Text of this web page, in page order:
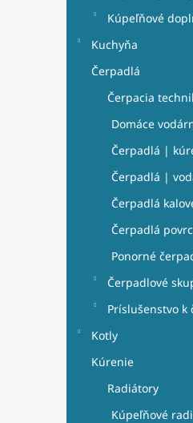
Kúpeľňové
Kuchyňa
Čerpadlá
Čerpacia
Domáce
Čerpadlá |
Čerpadlá |
Čerpadlá
Čerpadlá
Ponorné
Čerpadlové
Príslušenstvo k
Kotly
Kúrenie
Radiátory
Kúpeľňové